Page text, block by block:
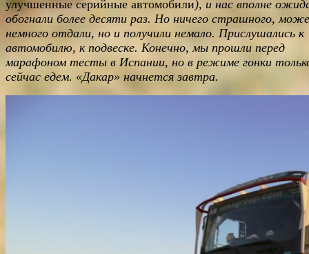
улучшенные серийные автомобили), и нас вполне
обогнали более десяти раз. Но ничего страшного,
немного отдали, но и получили немало. Прислушались к
автомобилю, к подвеске. Конечно, мы прошли перед
марафоном тесты в Испании, но в режиме гонки
сейчас едем. «Дакар» начнется завтра.